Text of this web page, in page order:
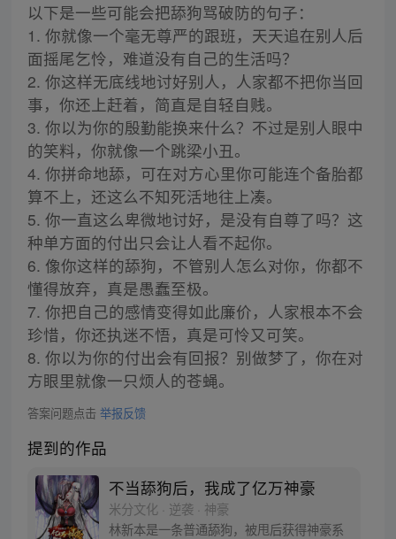
以下是一些可能会把舔狗骂破防的句子：
1. 你就像一个毫无尊严的跟班，天天追在别人后
面摇尾乞怜，难道没有自己的生活吗？
2. 你这样无底线地讨好别人，人家都不把你当回
事，你还上赶着，简直是自轻自贱。
3. 你以为你的殷勤能换来什么？不过是别人眼中
的笑料，你就像一个跳梁小丑。
4. 你拼命地舔，可在对方心里你可能连个备胎都
算不上，还这么不知死活地往上凑。
5. 你一直这么卑微地讨好，是没有自尊了吗？这
种单方面的付出只会让人看不起你。
6. 像你这样的舔狗，不管别人怎么对你，你都不
懂得放弃，真是愚蠢至极。
7. 你把自己的感情变得如此廉价，人家根本不会
珍惜，你还执迷不悟，真是可怜又可笑。
8. 你以为你的付出会有回报？别做梦了，你在对
方眼里就像一只烦人的苍蝇。
答案问题点击 举报反馈
提到的作品
不当舔狗后，我成了亿万神豪
米分文化 · 逆袭 · 神豪
林新本是一条普通舔狗，被甩后获得神豪系